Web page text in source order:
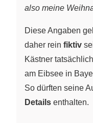
also meine
Diese Angaben
daher rein fiktiv
Kästner
am Eibsee in
So dürften seine
Details enthalten.